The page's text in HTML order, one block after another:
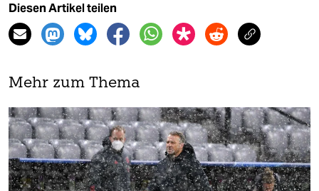
Diesen Artikel teilen
Mehr zum Thema